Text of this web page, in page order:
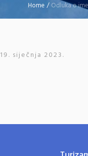
Home /Odluka o
19. siječnja 2023.